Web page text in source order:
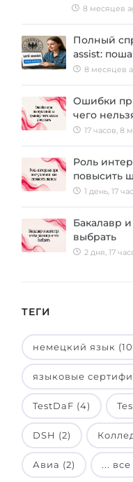
8 месяцев
Полный
assist:
8 месяцев
Ошибки
чего
17 часов, 8
Роль
повысить
1 день, 17
Бакалавр
выбрать
2 дня, 17
ТЕГИ
немецкий язык
языковые
TestDaF (4)
DSH (2)
Авиа (2) ... все